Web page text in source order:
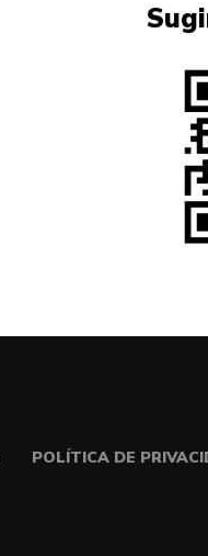
POLÍTICA DE